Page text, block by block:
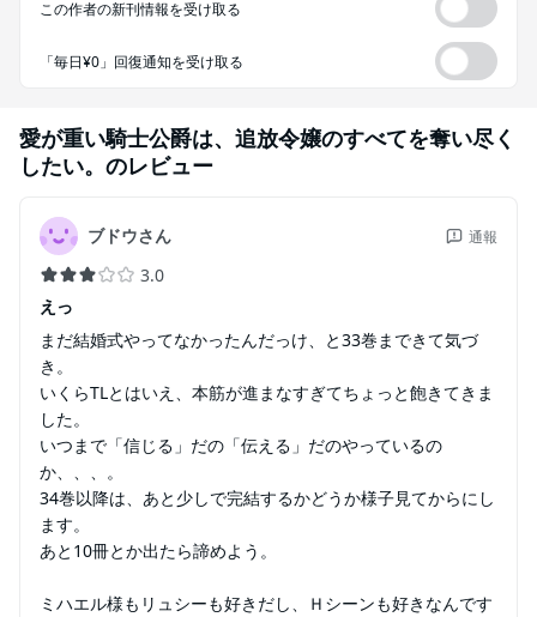
この作者の新刊情報を受け取る
「毎日¥0」回復通知を受け取る
愛が重い騎士公爵は、追放令嬢のすべてを奪い尽く
したい。 のレビュー
ブドウさん 通報
3.0
えっ
まだ結婚式やってなかったんだっけ、と33巻まできて気づ
き。
いくらTLとはいえ、本筋が進まなすぎてちょっと飽きてきま
した。
いつまで「信じる」だの「伝える」だのやっているの
か、、、。
34巻以降は、あと少しで完結するかどうか様子見てからにし
ます。
あと10冊とか出たら諦めよう。
ミハエル様もリュシーも好きだし、Ｈシーンも好きなんです